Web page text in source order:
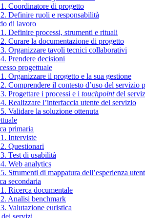
Coordinatore di progetto
Definire ruoli e responsabilità
di lavoro
Definire processi, strumenti e rituali
Curare la documentazione di progetto
Organizzare tavoli tecnici collaborativi
Prendere decisioni
progettuale
Organizzare il progetto e la sua gestione
Comprendere il contesto d’uso del servizio
Progettare i processi e i touchpointdel
Realizzare l’interfaccia utente del servizio
Validare la soluzione ottenuta
primaria
Interviste
Questionari
Test di usabilità
Web analytics
Strumenti di mappatura dell’esperienza
secondaria
Ricerca documentale
Analisi benchmark
Valutazione euristica
servizi